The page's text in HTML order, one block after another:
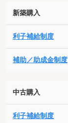
新築購入
利子補給制度
補助／助成金制度
中古購入
利子補給制度